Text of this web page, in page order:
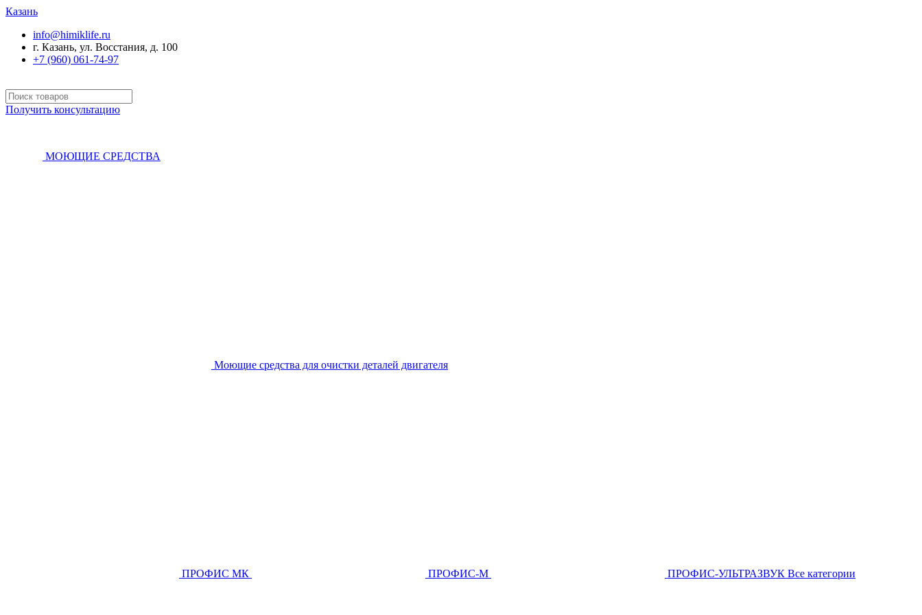
Казань
info@himiklife.ru
г. Казань, ул. Восстания, д. 100
+7 (960) 061-74-97
Получить консультацию
МОЮЩИЕ СРЕДСТВА
Моющие средства для очистки деталей двигателя
ПРОФИС МК ПРОФИС-М ПРОФИС-УЛЬТРАЗВУК Все категории